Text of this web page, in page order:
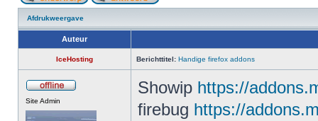
Afdrukweergave
Auteur
IceHosting Berichttitel: Handige firefox addons
Site Admin
Showip https://
firebug https://